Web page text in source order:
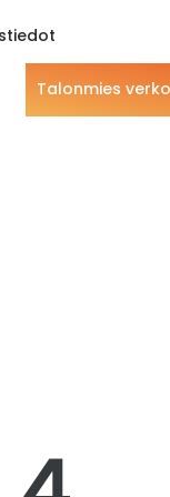
Talonmies